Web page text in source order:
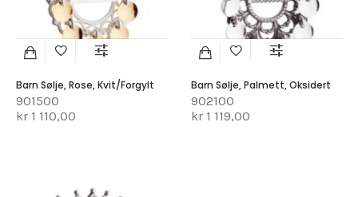
Barn Sølje, Rose, Kvit/forgylt
901500
kr 1 110,00
Barn Sølje, Palmett, Oksidert
902100
kr 1 119,00